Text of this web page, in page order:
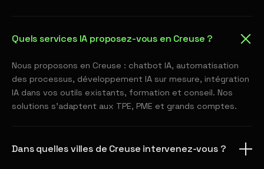
Quels services IA proposez-vous en Creuse ?
Nous proposons en Creuse : chatbot IA, automatisation
des processus, développement IA sur mesure, intégration
IA dans vos outils existants, formation et conseil. Nos
solutions s'adaptent aux TPE, PME et grands comptes.
Dans quelles villes de Creuse intervenez-vous ?